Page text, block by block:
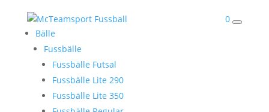
0
Bälle
Fussbälle
Fussbälle Futsal
Fussbälle Lite 290
Fussbälle Lite 350